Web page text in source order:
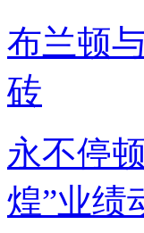
布兰顿
砖
永不停
煌”业绩